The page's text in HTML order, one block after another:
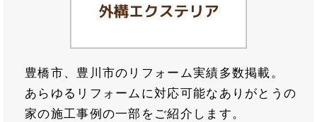
豊橋市、豊川市のリフォーム実績多数掲載。
あらゆるリフォームに対応可能なありがとうの
家の施工事例の一部をご紹介します。